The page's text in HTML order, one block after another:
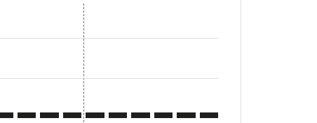
ค้นหาข้อเสนอ
ค้นหาข้อเสนอ
disclaimer. ค้นหาข้อเสนอ
offers-disclaimer. ค้นหาข้อเสนอ
view-offers-disclaimer. ค้นหาข้อเสนอ
cmp-view-offers-disclaimer. ค้นหาข้อเสนอ
cmp-view-offers-disclaimer. ค้นหาข้อเสนอ
SGN–ICN: cmp-view-offers-disclaimer. ค้นหาข้อเสนอ
SGN–ICN: cmp-view-offers-disclaimer. ค้นหาข้อเสนอ
SGN–ICN: cmp-view-offers-disclaimer. ค้นหาข้อเสนอ
SGN–ICN: cmp-view-offers-disclaimer. ค้นหาข้อเ